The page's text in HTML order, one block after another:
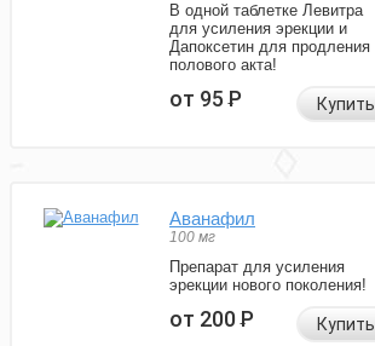
В одной таблетке Левитра
для усиления эрекции и
Дапоксетин для продления
полового акта!
от 95Р Купить
Аванафил
100 мг
Препарат для усиления
эрекции нового поколения!
от 200Р Купить